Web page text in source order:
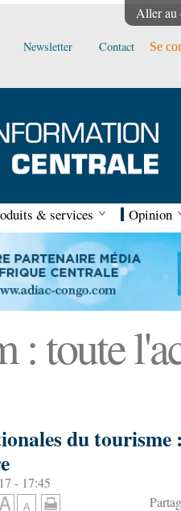
Aller au
Newsletter Contact Se
& services Opinion
: toute
du
- 17:45